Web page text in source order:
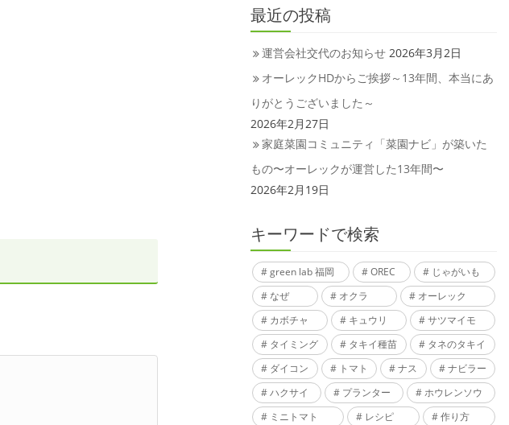
最近の投稿
運営会社交代のお知らせ 2026年3月2日
オーレックHDからご挨拶～13年間、本当にあ
りがとうございました～
2026年2月27日
家庭菜園コミュニティ「菜園ナビ」が築いた
もの〜オーレックが運営した13年間〜
2026年2月19日
キーワードで検索
green lab 福岡 OREC
じゃがいも
なぜ
オクラ
オーレック
カボチャ
キュウリ
サツマイモ
タイミング
タキイ種苗
タネのタキイ
ダイコン
トマト ナス
ナビラー
ハクサイ
プランター
ホウレンソウ
ミニトマト
レシピ
作り方